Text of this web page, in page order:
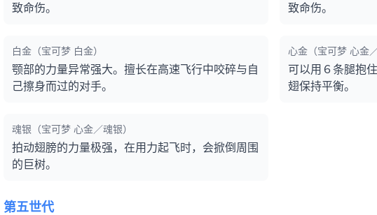
致命伤。
致命伤。
白金（宝可梦 白金）
颚部的力量异常强大。擅长在高速飞行中咬碎与自
己擦身而过的对手。
心金（宝可梦 心金
可以用６条腿抱
翅保持平衡。
魂银（宝可梦 心金／魂银）
拍动翅膀的力量极强，在用力起飞时，会掀倒周围
的巨树。
第五世代